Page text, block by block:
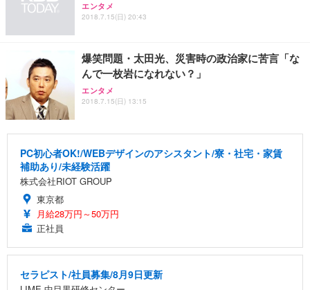
エンタメ
2018.7.15(日) 20:43
爆笑問題・太田光、災害時の政治家に苦言「な
んで一枚岩になれない？」
エンタメ
2018.7.15(日) 13:15
PC初心者OK!/WEBデザインのアシスタント/寮・社宅・家賃
補助あり/未経験活躍
株式会社RIOT GROUP
東京都
月給28万円～50万円
正社員
セラピスト/社員募集/8月9日更新